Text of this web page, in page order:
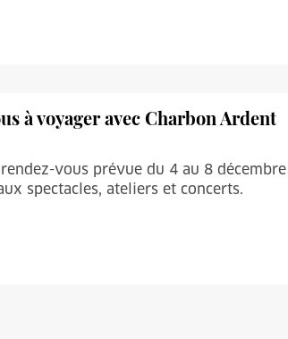
à voyager avec Charbon Ardent
vous prévue du 4 au 8
spectacles, ateliers et concerts.